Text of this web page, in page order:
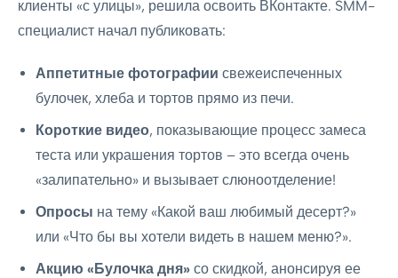
клиенты «с улицы», решила освоить ВКонтакте. SMM-
специалист начал публиковать:
Аппетитные фотографии свежеиспеченных
булочек, хлеба и тортов прямо из печи.
Короткие видео, показывающие процесс замеса
теста или украшения тортов – это всегда очень
«залипательно» и вызывает слюноотделение!
Опросы на тему «Какой ваш любимый десерт?»
или «Что бы вы хотели видеть в нашем меню?».
Акцию «Булочка дня» со скидкой, анонсируя ее